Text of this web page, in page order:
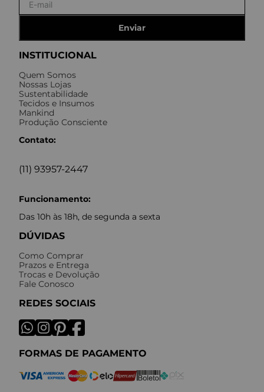
INSTITUCIONAL
Quem Somos
Nossas Lojas
Sustentabilidade
Tecidos e Insumos
Mankind
Produção Consciente
Contato:
(11) 93957-2447
Funcionamento:
Das 10h às 18h, de segunda a sexta
DÚVIDAS
Como Comprar
Prazos e Entrega
Trocas e Devolução
Fale Conosco
REDES SOCIAIS
FORMAS DE PAGAMENTO
Enviar